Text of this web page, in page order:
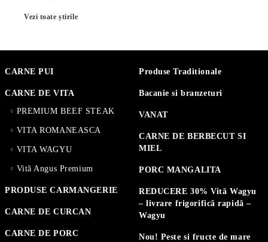
Vezi toate știrile
CARNE PUI
CARNE DE VITA
PREMIUM BEEF STEAK
VITA ROMANEASCA
VITA WAGYU
Vită Angus Premium
PRODUSE CARMANGERIE
CARNE DE CURCAN
CARNE DE PORC
Produse Traditionale
Bacanie si branzeturi
VANAT
CARNE DE BERBECUT SI
MIEL
PORC MANGALITA
REDUCERE 30% Vită Wagyu
– livrare frigorifică rapidă –
Wagyu
Nou! Peste si fructe de mare